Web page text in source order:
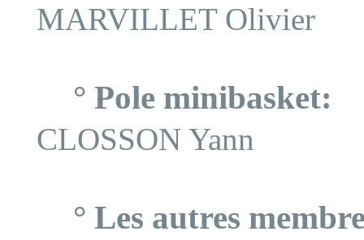
MARVILLET Olivier
° Pole minibasket:
CLOSSON Yann
° Les autres